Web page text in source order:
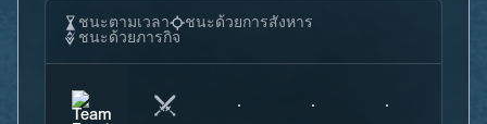
ชนะตามเวลา
ชนะด้วยการสังหาร
ชนะด้วยภารกิจ